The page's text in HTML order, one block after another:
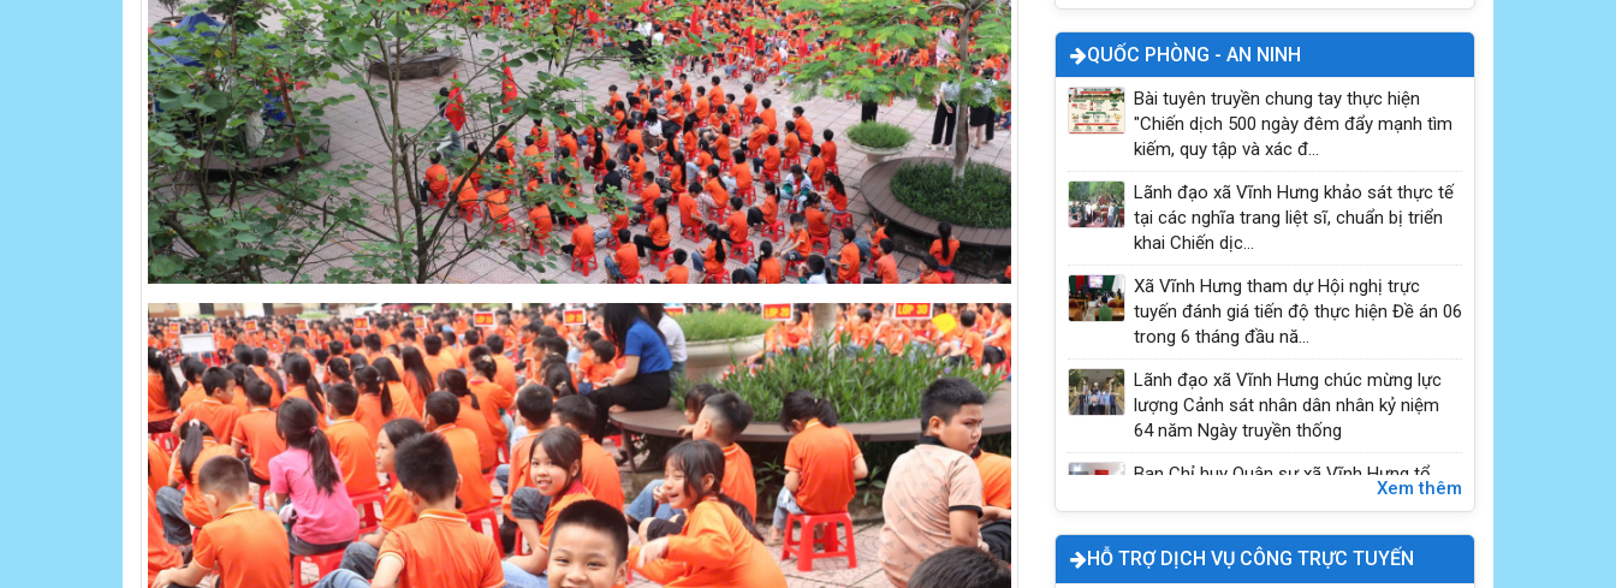
QUỐC PHÒNG - AN NINH
Bài tuyên truyền chung tay thực hiện
"Chiến dịch 500 ngày đêm đẩy mạnh tìm
kiếm, quy tập và xác đ...
Lãnh đạo xã Vĩnh Hưng khảo sát thực tế
tại các nghĩa trang liệt sĩ, chuẩn bị triển
khai Chiến dịc...
Xã Vĩnh Hưng tham dự Hội nghị trực
tuyến đánh giá tiến độ thực hiện Đề án 06
trong 6 tháng đầu nă...
Lãnh đạo xã Vĩnh Hưng chúc mừng lực
lượng Cảnh sát nhân dân nhân kỷ niệm
64 năm Ngày truyền thống
Ban Chỉ huy Quân sự xã Vĩnh Hưng tổ
chức Lễ khánh thành, bàn giao “Nhà tình
Xem thêm
HỖ TRỢ DỊCH VỤ CÔNG TRỰC TUYẾN
Kỹ năng sống: Đi một mình an toàn